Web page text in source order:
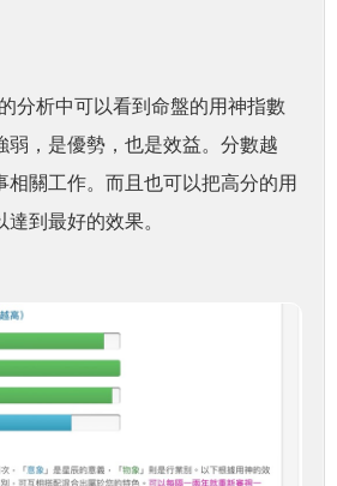
的分析中可以看到命盤的用神指數
弱，是優勢，也是效益。分數越
相關工作。而且也可以把高分的用
到最好的效果。